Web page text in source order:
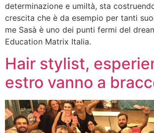
determinazione e umiltà, sta
crescita che è da esempio per tanti
me Sasà è uno dei punti fermi del
Education Matrix Italia.
Hair stylist,
estro vanno a